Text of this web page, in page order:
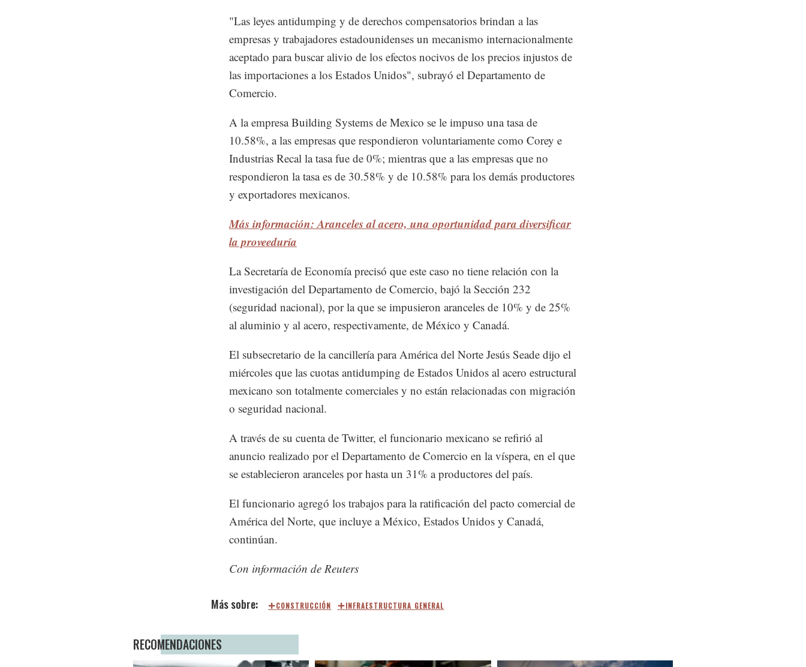
"Las leyes antidumping y de derechos compensatorios brindan a las
empresas y trabajadores estadounidenses un mecanismo internacionalmente
aceptado para buscar alivio de los efectos nocivos de los precios injustos de
las importaciones a los Estados Unidos", subrayó el Departamento de
Comercio.
A la empresa Building Systems de Mexico se le impuso una tasa de
10.58%, a las empresas que respondieron voluntariamente como Corey e
Industrias Recal la tasa fue de 0%; mientras que a las empresas que no
respondieron la tasa es de 30.58% y de 10.58% para los demás productores
y exportadores mexicanos.
Más información: Aranceles al acero, una oportunidad para diversificar
la proveeduría
La Secretaría de Economía precisó que este caso no tiene relación con la
investigación del Departamento de Comercio, bajó la Sección 232
(seguridad nacional), por la que se impusieron aranceles de 10% y de 25%
al aluminio y al acero, respectivamente, de México y Canadá.
El subsecretario de la cancillería para América del Norte Jesús Seade dijo el
miércoles que las cuotas antidumping de Estados Unidos al acero estructural
mexicano son totalmente comerciales y no están relacionadas con migración
o seguridad nacional.
A través de su cuenta de Twitter, el funcionario mexicano se refirió al
anuncio realizado por el Departamento de Comercio en la víspera, en el que
se establecieron aranceles por hasta un 31% a productores del país.
El funcionario agregó los trabajos para la ratificación del pacto comercial de
América del Norte, que incluye a México, Estados Unidos y Canadá,
continúan.
Con información de Reuters
CONSTRUCCIÓN INFRAESTRUCTURA GENERAL
RECOMENDACIONES